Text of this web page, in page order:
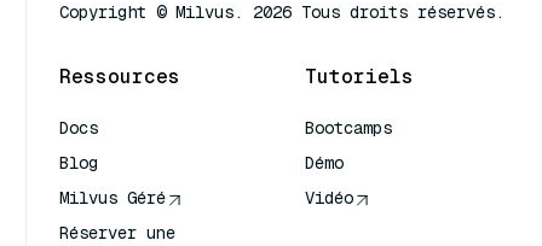
Copyright © Milvus. 2026 Tous droits réservés.
Ressources
Docs
Blog
Milvus Géré
Réserver une
Tutoriels
Bootcamps
Démo
Vidéo